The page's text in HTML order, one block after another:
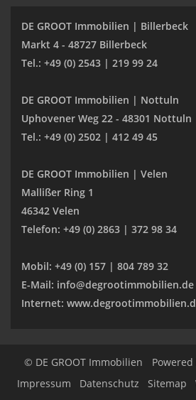
DE GROOT Immobilien | Billerbeck
Markt 4 - 48727 Billerbeck
Tel.: +49 (0) 2543 | 219 99 24
DE GROOT Immobilien | Nottuln
Uphovener Weg 22 - 48301 Nottuln
Tel.: +49 (0) 2502 | 412 49 45
DE GROOT Immobilien | Velen
Mallißer Ring 1
46342 Velen
Telefon: +49 (0) 2863 | 372 98 34
Mobil: +49 (0) 157 | 804 789 32
E-Mail: info@degrootimmobilien.de
Internet:
© DE GROOT Immobilien Powered
Impressum
Datenschutz Sitemap